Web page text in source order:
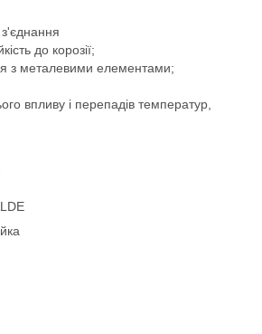
до корозії;
з металевими елементами;
впливу і перепадів температур,